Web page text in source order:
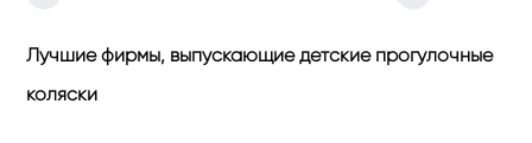
Лучшие фирмы, выпускающие детские прогулочные
коляски